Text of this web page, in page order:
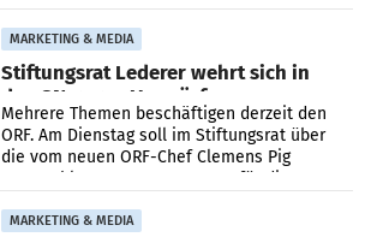
Ergebnis gegenüber Juli 2025 mehr als
verdoppelte (+102
MARKETING & MEDIA
Stiftungsrat Lederer wehrt sich in
den SN gegen Vorwürfe
Mehrere Themen beschäftigen derzeit den
ORF. Am Dienstag soll im Stiftungsrat über
die vom neuen ORF-Chef Clemens Pig
vorgeschlagenen Besetzungen für die
MARKETING & MEDIA